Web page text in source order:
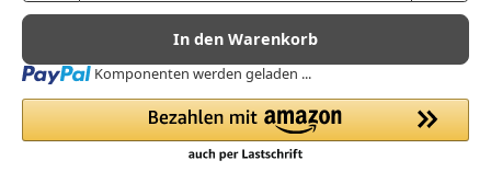
In den Warenkorb
Loading... Komponenten werden geladen ...